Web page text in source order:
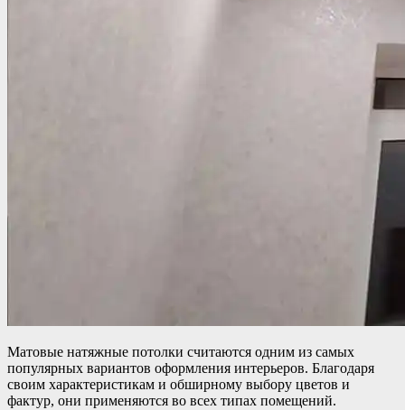
Матовые натяжные потолки считаются одним из самых
популярных вариантов оформления интерьеров. Благодаря
своим характеристикам и обширному выбору цветов и
фактур, они применяются во всех типах помещений.